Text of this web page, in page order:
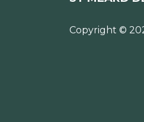
Copyright ©